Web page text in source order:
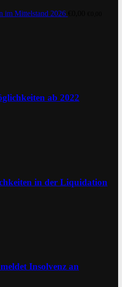
im Mittelstand 2026
ab 2022
in der Liquidation
Insolvenz an